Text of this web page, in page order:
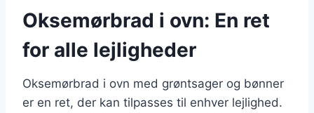
Oksemørbrad i ovn: En ret
for alle lejligheder
Oksemørbrad i ovn med grøntsager og bønner
er en ret, der kan tilpasses til enhver lejlighed.